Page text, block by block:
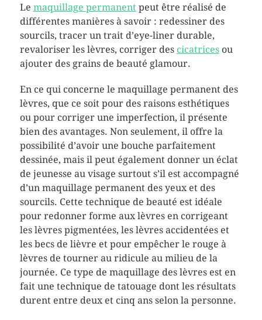
Le maquillage permanent peut être réalisé de
différentes manières à savoir : redessiner des
sourcils, tracer un trait d’eye-liner durable,
revaloriser les lèvres, corriger des cicatricesou
ajouter des grains de beauté glamour.
En ce qui concerne le maquillage permanent des
lèvres, que ce soit pour des raisons esthétiques
ou pour corriger une imperfection, il présente
bien des avantages. Non seulement, il offre la
possibilité d’avoir une bouche parfaitement
dessinée, mais il peut également donner un éclat
de jeunesse au visage surtout s’il est accompagné
d’un maquillage permanent des yeux et des
sourcils. Cette technique de beauté est idéale
pour redonner forme aux lèvres en corrigeant
les lèvres pigmentées, les lèvres accidentées et
les becs de lièvre et pour empêcher le rouge à
lèvres de tourner au ridicule au milieu de la
journée. Ce type de maquillage des lèvres est en
fait une technique de tatouage dont les résultats
durent entre deux et cinq ans selon la personne.